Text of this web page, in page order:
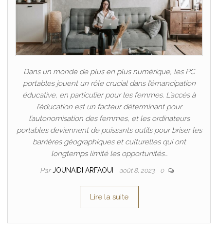
Dans un monde de plus en plus numérique, les PC
portables jouent un rôle crucial dans l’émancipation
éducative, en particulier pour les femmes. L’accès à
l’éducation est un facteur déterminant pour
l’autonomisation des femmes, et les ordinateurs
portables deviennent de puissants outils pour briser les
barrières géographiques et culturelles qui ont
longtemps limité les opportunités…
ParJOUNAIDI ARFAOUI août 8, 2023 0
Lire la suite